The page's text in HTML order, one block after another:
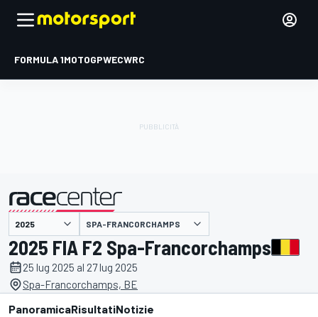
FORMULA 1MOTOGPWECWRC
presentato da SPA-FRANCORCHAMPS
2025 FIA F2 Spa-Francorchamps
25 lug 2025 al 27 lug 2025
Spa-Francorchamps, BE
PanoramicaRisultatiNotizie